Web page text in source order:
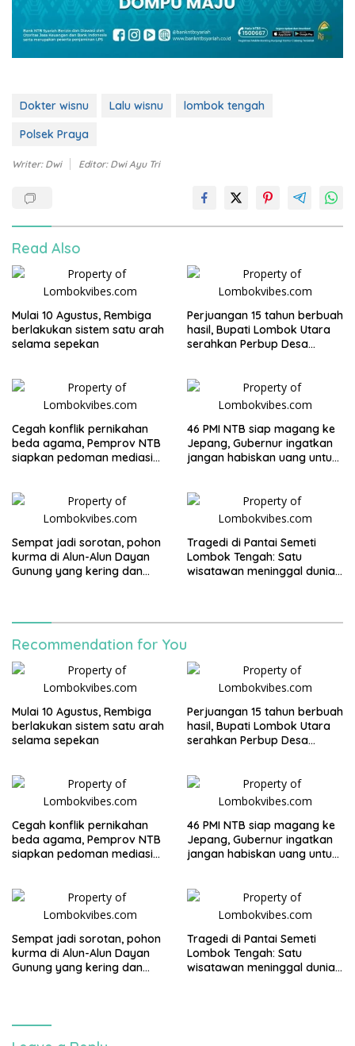
Dokter wisnu Lalu wisnu
lombok tengah
Polsek Praya
Writer: Dwi Editor: Dwi Ayu Tri
Read Also
Mulai 10 Agustus, Rembiga
berlakukan sistem satu arah
selama sepekan
Perjuangan 15 tahun berbuah
hasil, Bupati Lombok Utara
serahkan Perbup Desa
Cegah konflik pernikahan
beda agama, Pemprov NTB
siapkan pedoman mediasi
46 PMI NTB siap magang ke
Jepang, Gubernur ingatkan
jangan habiskan uang untuk
Sempat jadi sorotan, pohon
kurma di Alun-Alun Dayan
Gunung yang kering dan
Tragedi di Pantai Semeti
Lombok Tengah: Satu
wisatawan meninggal dunia
Recommendation for You
Mulai 10 Agustus, Rembiga
berlakukan sistem satu arah
selama sepekan
Perjuangan 15 tahun berbuah
hasil, Bupati Lombok Utara
serahkan Perbup Desa
Cegah konflik pernikahan
beda agama, Pemprov NTB
siapkan pedoman mediasi
46 PMI NTB siap magang ke
Jepang, Gubernur ingatkan
jangan habiskan uang untuk
Sempat jadi sorotan, pohon
kurma di Alun-Alun Dayan
Gunung yang kering dan
Tragedi di Pantai Semeti
Lombok Tengah: Satu
wisatawan meninggal dunia